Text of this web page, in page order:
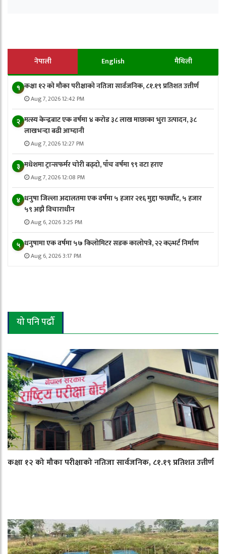
नेपाली English मैथिली
१ कक्षा १२ को मौका परीक्षाको नतिजा सार्वजनिक, ८१.१९ प्रतिशत उत्तीर्ण
Aug 7, 2026 12:42 PM
२ मत्स्य केन्द्रबाट एक वर्षमा ४ करोड ३८ लाख माछाका भुरा उत्पादन, ३८
लाखभन्दा बढी आम्दानी
Aug 7, 2026 12:27 PM
३ मधेशमा ट्रान्सफर्मर चोरी बढ्दो, पाँच वर्षमा ९९ वटा हराए
Aug 7, 2026 12:08 PM
४ धनुषा जिल्ला अदालतमा एक वर्षमा ५ हजार २१६ मुद्दा फर्छ्यौट, ५ हजार
५९ अझै विचाराधीन
Aug 6, 2026 3:25 PM
५ धनुषामा एक वर्षमा ५७ किलोमिटर सडक कालोपत्रे, २२ कल्भर्ट निर्माण
Aug 6, 2026 3:17 PM
यो पनि पढौँ
कक्षा १२ को मौका परीक्षाको नतिजा सार्वजनिक, ८१.१९ प्रतिशत उत्तीर्ण